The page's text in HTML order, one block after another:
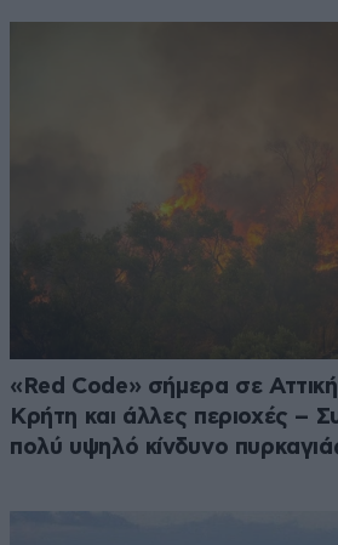
«Red Code» σήμερα σε
Κρήτη και άλλες περιοχές –
πολύ υψηλό κίνδυνο